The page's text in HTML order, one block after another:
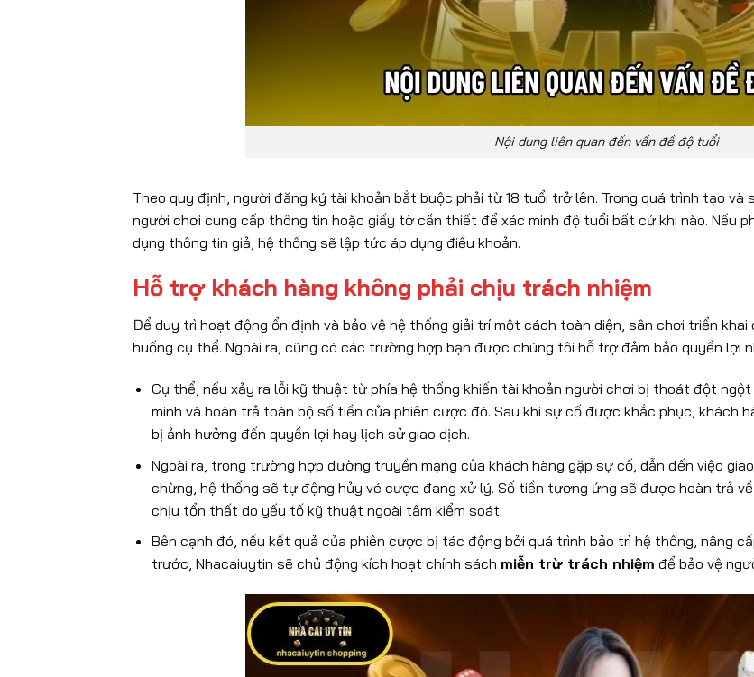
Nội dung liên quan đến vấn đề độ tuổi
Theo quy định, người đăng ký tài khoản bắt buộc phải từ 18 tuổi trở lên. Trong quá trình tạo
người chơi cung cấp thông tin hoặc giấy tờ cần thiết để xác minh độ tuổi bất cứ khi nào. Nếu
dụng thông tin giả, hệ thống sẽ lập tức áp dụng điều khoản.
Hỗ trợ khách hàng không phải chịu trách nhiệm
Để duy trì hoạt động ổn định và bảo vệ hệ thống giải trí một cách toàn diện, sân chơi triển khai
huống cụ thể. Ngoài ra, cũng có các trường hợp bạn được chúng tôi hỗ trợ đảm bảo quyền lợi
Cụ thể, nếu xảy ra lỗi kỹ thuật từ phía hệ thống khiến tài khoản người chơi bị thoát đột
minh và hoàn trả toàn bộ số tiền của phiên cược đó. Sau khi sự cố được khắc phục, khách
bị ảnh hưởng đến quyền lợi hay lịch sử giao dịch.
Ngoài ra, trong trường hợp đường truyền mạng của khách hàng gặp sự cố, dẫn đến việc
chừng, hệ thống sẽ tự động hủy vé cược đang xử lý. Số tiền tương ứng sẽ được hoàn trả
chịu tổn thất do yếu tố kỹ thuật ngoài tầm kiểm soát.
Bên cạnh đó, nếu kết quả của phiên cược bị tác động bởi quá trình bảo trì hệ thống, nâng
trước, Nhacaiuytin sẽ chủ động kích hoạt chính sách miễn trừ trách nhiệm để bảo vệ